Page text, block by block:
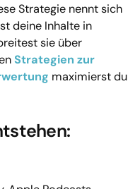
Strategie nennt sich
deine Inhalte in
sie über
Strategien zur
maximierst du